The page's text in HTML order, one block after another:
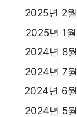
2025년 2월
2025년 1월
2024년 8월
2024년 7월
2024년 6월
2024년 5월